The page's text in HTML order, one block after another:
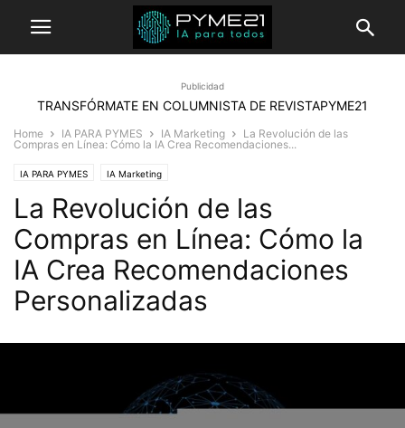
Publicidad
TRANSFÓRMATE EN COLUMNISTA DE REVISTAPYME21
Home IA PARA PYMES IA Marketing
La Revolución de las
Compras en Línea: Cómo la IA Crea Recomendaciones...
IA PARA PYMES IA Marketing
La Revolución de las
Compras en Línea: Cómo la
IA Crea Recomendaciones
Personalizadas